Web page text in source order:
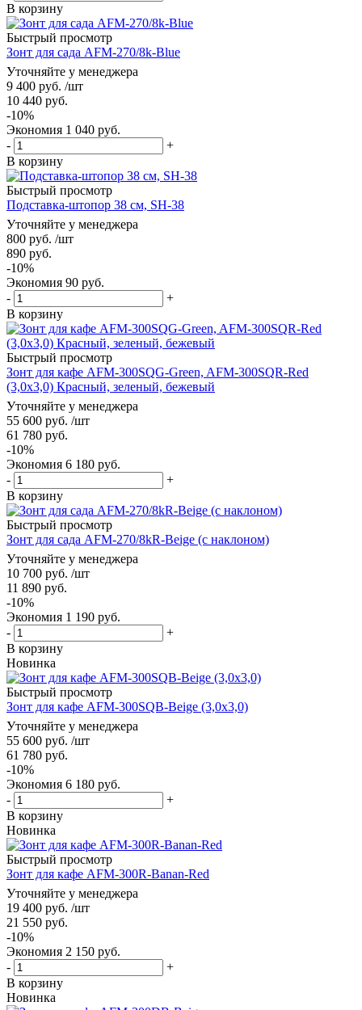
В корзину
Быстрый просмотр
Зонт для сада AFM-270/8k-Blue
Уточняйте у менеджера
9 400 руб. /шт
10 440 руб.
-10%
Экономия 1 040 руб.
-
+
В корзину
Быстрый просмотр
Подставка-штопор 38 см, SH-38
Уточняйте у менеджера
800 руб. /шт
890 руб.
-10%
Экономия 90 руб.
-
+
В корзину
Быстрый просмотр
Зонт для кафе AFM-300SQG-Green, AFM-300SQR-Red
(3,0x3,0) Красный, зеленый, бежевый
Уточняйте у менеджера
55 600 руб. /шт
61 780 руб.
-10%
Экономия 6 180 руб.
-
+
В корзину
Быстрый просмотр
Зонт для сада AFM-270/8kR-Beige (с наклоном)
Уточняйте у менеджера
10 700 руб. /шт
11 890 руб.
-10%
Экономия 1 190 руб.
-
+
В корзину
Новинка
Быстрый просмотр
Зонт для кафе AFM-300SQB-Beige (3,0x3,0)
Уточняйте у менеджера
55 600 руб. /шт
61 780 руб.
-10%
Экономия 6 180 руб.
-
+
В корзину
Новинка
Быстрый просмотр
Зонт для кафе AFM-300R-Banan-Red
Уточняйте у менеджера
19 400 руб. /шт
21 550 руб.
-10%
Экономия 2 150 руб.
-
+
В корзину
Новинка